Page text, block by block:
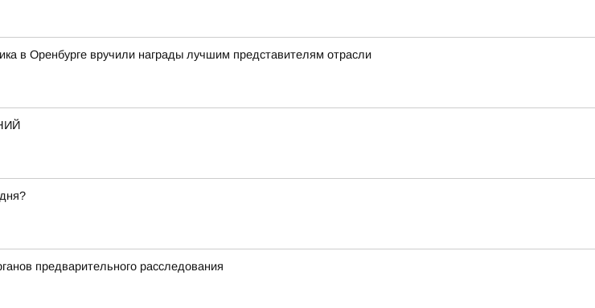
в Оренбурге вручили награды лучшим представителям отрасли
предварительного расследования